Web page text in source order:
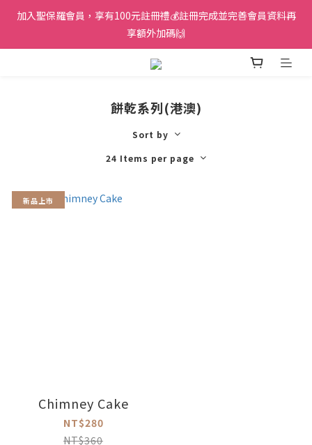
加入聖保羅會員，享有100元註冊禮💰註冊完成並完善會員資料再
享額外加碼🙌
餅乾系列(港澳)
Sort by
24 Items per page
新品上市
Chimney Cake
NT$280
NT$360